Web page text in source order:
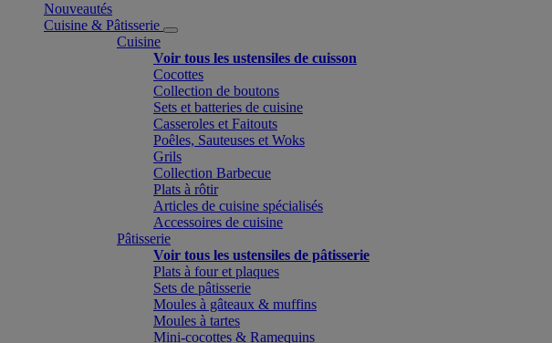
Nouveautés
Cuisine & Pâtisserie
Cuisine
Voir tous les ustensiles de cuisson
Cocottes
Collection de boutons
Sets et batteries de cuisine
Casseroles et Faitouts
Poêles, Sauteuses et Woks
Grils
Collection Barbecue
Plats à rôtir
Articles de cuisine spécialisés
Accessoires de cuisine
Pâtisserie
Voir tous les ustensiles de pâtisserie
Plats à four et plaques
Sets de pâtisserie
Moules à gâteaux & muffins
Moules à tartes
Mini-cocottes & Ramequins